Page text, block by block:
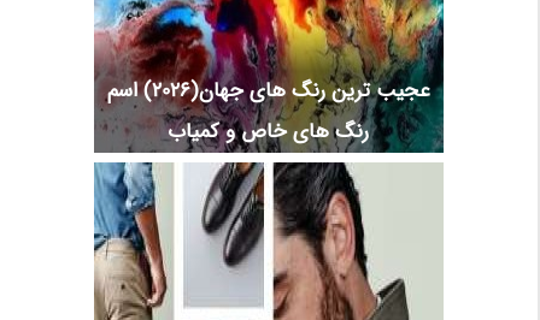
عجیب ترین رنگ های جهان(2026) اسم
رنگ های خاص و کمیاب